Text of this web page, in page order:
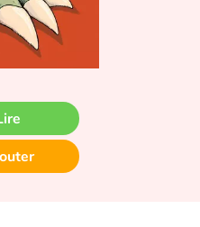
et dragons